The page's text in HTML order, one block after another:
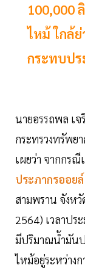
100,000
ไหม้ ใกล้
กระทบป
นายอรรถพล เ
กระทรวงทรัพย
เผยว่า จากกร
ประภากรออยล์
สามพราน จังห
2564) เวลาป
มีปริมาณน้ำมันป
ไหม้อยู่ระหว่าง